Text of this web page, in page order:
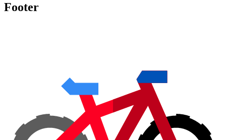
Footer